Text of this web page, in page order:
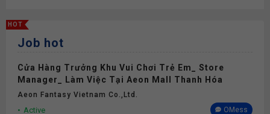
Thưởng
Phụ cấp
HOT
Job hot
Cửa Hàng Trưởng Khu Vui Chơi Trẻ Em_ Store
Manager_ Làm Việc Tại Aeon Mall Thanh Hóa
Aeon Fantasy Vietnam Co.,ltd.
Active OMess